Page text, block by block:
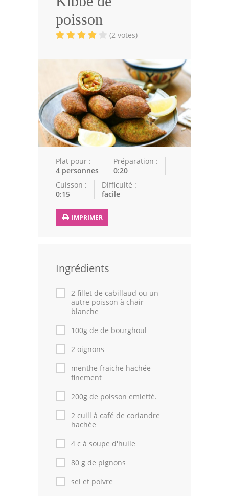
Volailles
Cuisines Orientales
Recettes marocaine
Cuisine Algérienne
Cuisine Tunisienne
Cuisine Juive
Cuisine Libanaise
Astuces de cuisine
Fêtes Religieuses
Chefs
Forum
Thèmes
Espace Personnel
poisson
(2 votes)
Plat pour :
4 personnes
Préparation :
0:20
Cuisson :
0:15
Difficulté :
facile
IMPRIMER
Ingrédients
2 fillet de cabillaud ou un
autre poisson à chair
blanche
100g de de bourghoul
2 oignons
menthe fraiche hachée
finement
200g de poisson emietté.
2 cuill à café de coriandre
hachée
4 c à soupe d'huile
80 g de pignons
sel et poivre